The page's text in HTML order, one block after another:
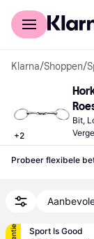
Voor shoppers
Klarna/Shoppen/
+2
Bit,
Probeer flexibele
Sport Is Good